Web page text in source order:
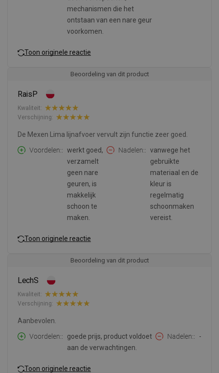
mechanismen die het
ontstaan van een nare geur
voorkomen.
Toon originele reactie
Beoordeling van dit product
RaisP
Kwaliteit:
Verschijning:
De Mexen Lima lijnafvoer vervult zijn functie zeer goed.
Voordelen:
werkt goed,
verzamelt
geen nare
geuren, is
makkelijk
schoon te
maken.
Nadelen:
vanwege het
gebruikte
materiaal en de
kleur is
regelmatig
schoonmaken
vereist.
Toon originele reactie
Beoordeling van dit product
LechS
Kwaliteit:
Verschijning:
Aanbevolen.
Voordelen:
goede prijs, product voldoet
aan de verwachtingen.
Nadelen: -
Toon originele reactie